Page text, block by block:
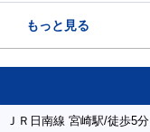
もっと見る
ＪＲ日南線 宮崎駅/徒歩5分